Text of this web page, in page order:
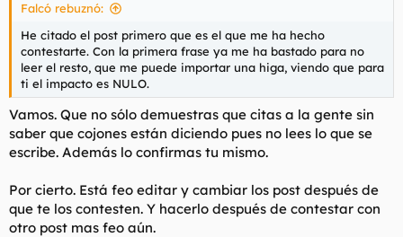
Falcó rebuznó:
He citado el post primero que es el que me ha hecho
contestarte. Con la primera frase ya me ha bastado para no
leer el resto, que me puede importar una higa, viendo que para
ti el impacto es NULO.
Vamos. Que no sólo demuestras que citas a la gente sin
saber que cojones están diciendo pues no lees lo que se
escribe. Además lo confirmas tu mismo.
Por cierto. Está feo editar y cambiar los post después de
que te los contesten. Y hacerlo después de contestar con
otro post mas feo aún.